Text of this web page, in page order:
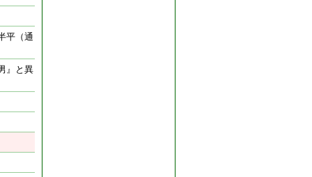
平（通
』と異